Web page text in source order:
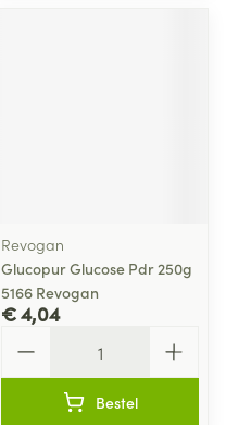
Revogan
Glucopur Glucose Pdr 250g
5166 Revogan
€ 4,04
Bestel